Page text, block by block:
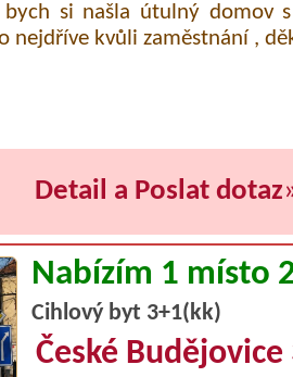
bych si našla útulný domov
nejdříve kvůli zaměstnání ,
Detail a Poslat dotaz
Nabízím 1 místo
Cihlový byt 3+1(kk)
České Budějovice